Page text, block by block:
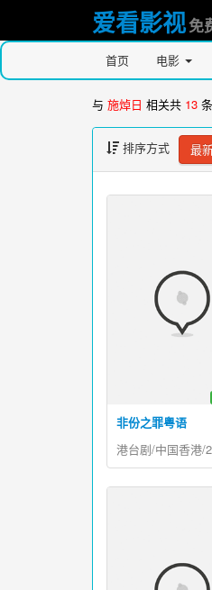
爱看影视免
首页 电影
与 施焯日 相关共 13 条
排序方式 最
非份之罪粤语
港台剧/中国香港/